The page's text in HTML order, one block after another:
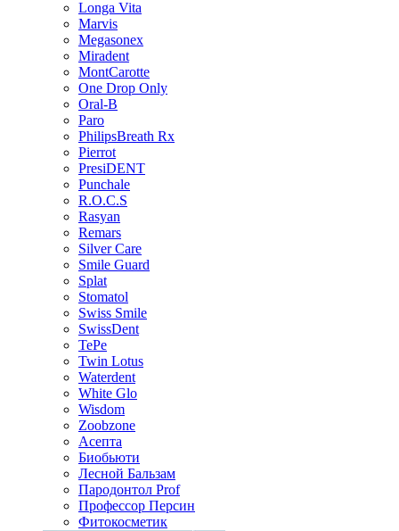
Longa Vita
Marvis
Megasonex
Miradent
MontCarotte
One Drop Only
Oral-B
Paro
PhilipsBreath Rx
Pierrot
PresiDENT
Punchale
R.O.C.S
Rasyan
Remars
Silver Care
Smile Guard
Splat
Stomatol
Swiss Smile
SwissDent
TePe
Twin Lotus
Waterdent
White Glo
Wisdom
Zoobzone
Асепта
Биобьюти
Лесной Бальзам
Пародонтол Prof
Профессор Персин
Фитокосметик